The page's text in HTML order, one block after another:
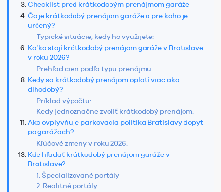
Checklist pred krátkodobým prenájmom garáže
Čo je krátkodobý prenájom garáže a pre koho je
určený?
Typické situácie, kedy ho využijete:
Koľko stojí krátkodobý prenájom garáže v Bratislave
v roku 2026?
Prehľad cien podľa typu prenájmu
Kedy sa krátkodobý prenájom oplatí viac ako
dlhodobý?
Príklad výpočtu:
Kedy jednoznačne zvoliť krátkodobý prenájom:
Ako ovplyvňuje parkovacia politika Bratislavy dopyt
po garážach?
Kľúčové zmeny v roku 2026:
Kde hľadať krátkodobý prenájom garáže v
Bratislave?
1. Špecializované portály
2. Realitné portály